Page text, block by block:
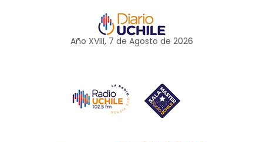
Año XVIII, 7 de Agosto de 2026